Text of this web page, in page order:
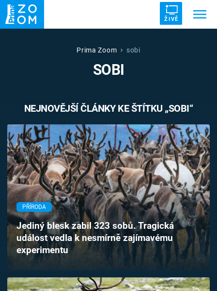
ŽIVĚ
UFO DRUHÁ SVĚTOVÁ VÁLKA
VETŘELCI DÁVNOVĚKU
Témata
Témata
Pořady
TV Program
Časopis
Sledujte prima+
Přihlášení
Prima Zoom sobi
SOBI
NEJNOVĚJŠÍ ČLÁNKY KE ŠTÍTKU „SOBI“
PŘÍRODA
Jediný blesk zabil 323 sobů. Tragická
událost vedla k nesmírně zajímavému
experimentu